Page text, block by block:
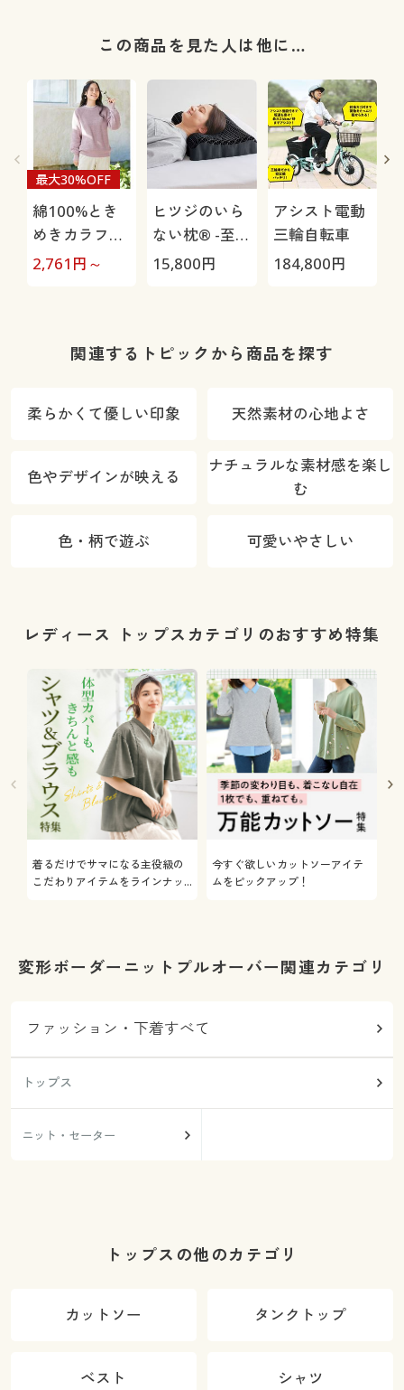
この商品を見た人は他に…
綿100%とき
めきカラフル
ニット
最大30%OFF
2,761 円～
ヒツジのいら
ない枕® -至
極-
15,800円
アシスト電動
三輪自転車
184,800円
関連するトピックから商品を探す
柔らかくて優しい印象 天然素材の心地よさ
色やデザインが映える
ナチュラルな素材感を楽し
む
色・柄で遊ぶ 可愛いやさしい
レディース トップスカテゴリのおすすめ特集
着るだけでサマになる主役級の
こだわりアイテムをラインナッ
今すぐ欲しいカットソーアイテ
ムをピックアップ！
変形ボーダーニットプルオーバー関連カテゴリ
ファッション・下着すべて
トップス
ニット・セーター
トップスの他のカテゴリ
カットソー タンクトップ
ベスト シャツ